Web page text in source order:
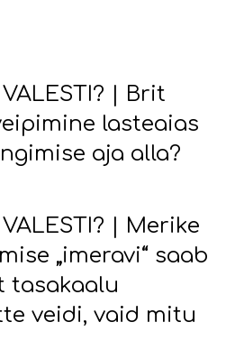
| Brit
lasteaias
aja alla?
| Merike
„imeravi“ saab
tasakaalu
veidi, vaid mitu